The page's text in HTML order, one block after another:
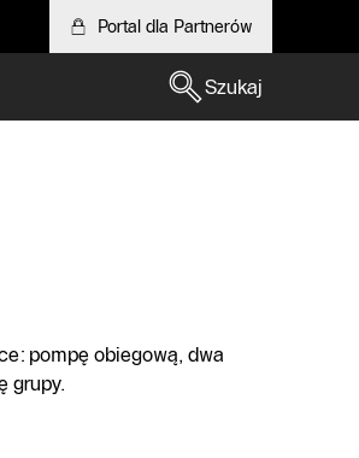
Portal dla Partnerów
Szukaj
pompę obiegową, dwa
grupy.